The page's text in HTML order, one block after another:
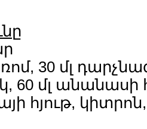
30 մլ
60 մլ անանասի
հյութ,